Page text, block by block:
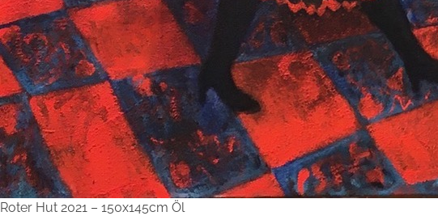
Roter Hut 2021 – 150x145cm Öl